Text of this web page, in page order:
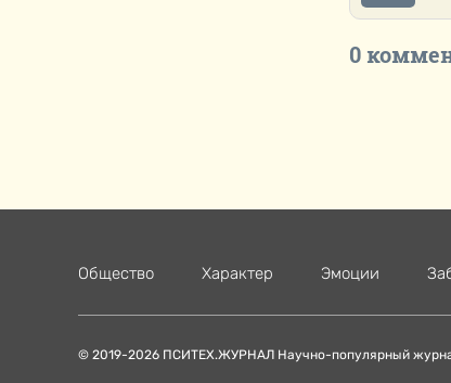
0
Общество Характер Эмоции
© 2019-2026 ПСИТЕХ.ЖУРНАЛ Научно-популярный